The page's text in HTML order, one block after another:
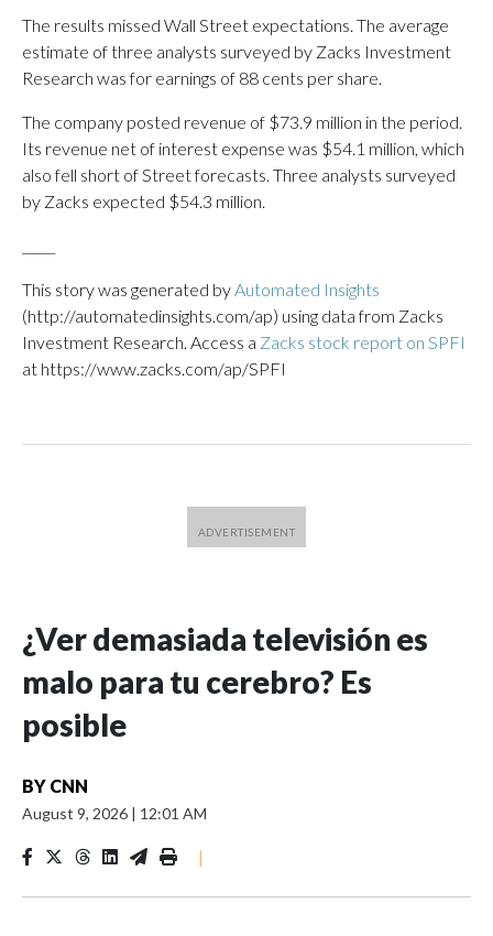
The results missed Wall Street expectations. The average
estimate of three analysts surveyed by Zacks Investment
Research was for earnings of 88 cents per share.
The company posted revenue of $73.9 million in the period.
Its revenue net of interest expense was $54.1 million, which
also fell short of Street forecasts. Three analysts surveyed
by Zacks expected $54.3 million.
This story was generated byAutomated Insights
(http://automatedinsights.com/ap) using data from Zacks
Investment Research. Access a Zacks stock report on SPFI
at https://www.zacks.com/ap/SPFI
¿Ver demasiada televisión es
malo para tu cerebro? Es
posible
BY CNN
August 9, 2026 | 12:01 AM
|